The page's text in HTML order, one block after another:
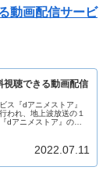
動画配信サービ
視聴できる動画配信
ス『dアニメストア』
われ、地上波放送の１
dアニメストア』の初
うに動画配信サービス
説します。
2022.07.11